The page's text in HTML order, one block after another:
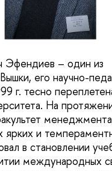
Эфендиев – один из
его научно-
г. тесно
На
ярких и
в становлении
международных